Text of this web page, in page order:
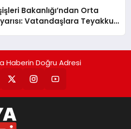
Bakanlığı’ndan Orta
Vatandaşlara Teyakkuz
Haberin Doğru Adresi